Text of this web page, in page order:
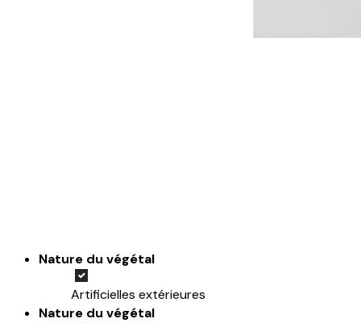
Nature du végétal
Artificielles extérieures
Nature du végétal